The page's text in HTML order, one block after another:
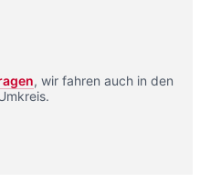
, wir fahren auch in den